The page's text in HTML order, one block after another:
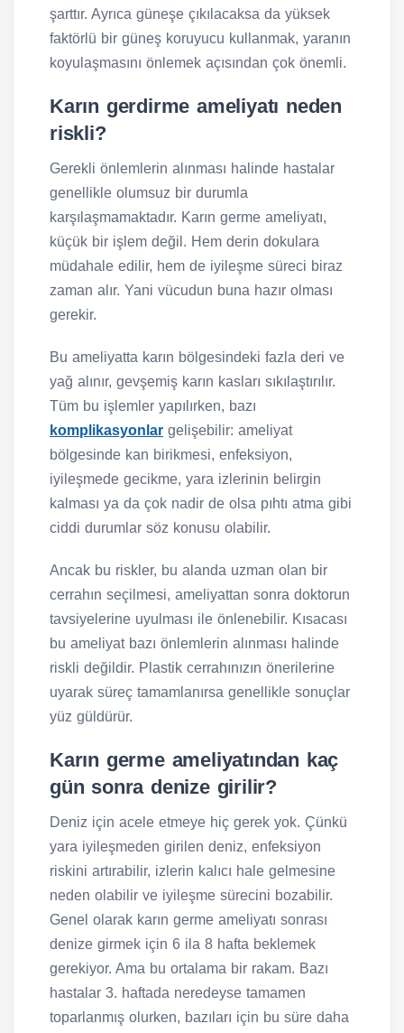
şarttır. Ayrıca güneşe çıkılacaksa da yüksek
faktörlü bir güneş koruyucu kullanmak, yaranın
koyulaşmasını önlemek açısından çok önemli.
Karın gerdirme ameliyatı neden
riskli?
Gerekli önlemlerin alınması halinde hastalar
genellikle olumsuz bir durumla
karşılaşmamaktadır. Karın germe ameliyatı,
küçük bir işlem değil. Hem derin dokulara
müdahale edilir, hem de iyileşme süreci biraz
zaman alır. Yani vücudun buna hazır olması
gerekir.
Bu ameliyatta karın bölgesindeki fazla deri ve
yağ alınır, gevşemiş karın kasları sıkılaştırılır.
Tüm bu işlemler yapılırken, bazı
komplikasyonlar gelişebilir: ameliyat
bölgesinde kan birikmesi, enfeksiyon,
iyileşmede gecikme, yara izlerinin belirgin
kalması ya da çok nadir de olsa pıhtı atma gibi
ciddi durumlar söz konusu olabilir.
Ancak bu riskler, bu alanda uzman olan bir
cerrahın seçilmesi, ameliyattan sonra doktorun
tavsiyelerine uyulması ile önlenebilir. Kısacası
bu ameliyat bazı önlemlerin alınması halinde
riskli değildir. Plastik cerrahınızın önerilerine
uyarak süreç tamamlanırsa genellikle sonuçlar
yüz güldürür.
Karın germe ameliyatından kaç
gün sonra denize girilir?
Deniz için acele etmeye hiç gerek yok. Çünkü
yara iyileşmeden girilen deniz, enfeksiyon
riskini artırabilir, izlerin kalıcı hale gelmesine
neden olabilir ve iyileşme sürecini bozabilir.
Genel olarak karın germe ameliyatı sonrası
denize girmek için 6 ila 8 hafta beklemek
gerekiyor. Ama bu ortalama bir rakam. Bazı
hastalar 3. haftada neredeyse tamamen
toparlanmış olurken, bazıları için bu süre daha